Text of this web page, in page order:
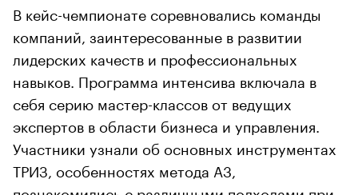
В кейс-чемпионате соревновались команды
компаний, заинтересованные в развитии
лидерских качеств и профессиональных
навыков. Программа интенсива включала в
себя серию мастер-классов от ведущих
экспертов в области бизнеса и управления.
Участники узнали об основных инструментах
ТРИЗ, особенностях метода А3,